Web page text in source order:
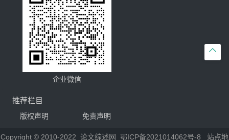

企业微信
推荐栏目
版权声明 免责声明
Copyright © 2010-2022 论文综述网 鄂ICP备2021014062号-8 站点地